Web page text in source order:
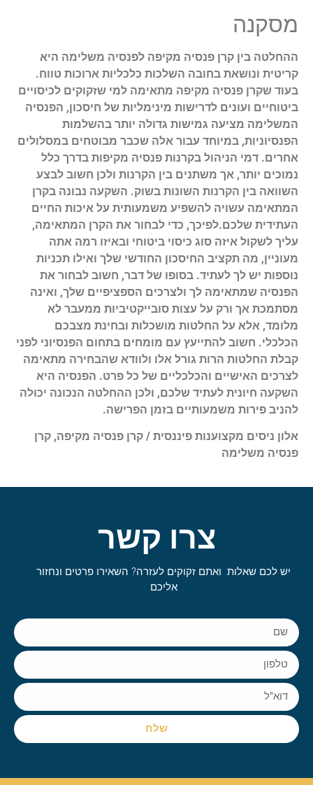
מסקנה
ההחלטה בין קרן פנסיה מקיפה לפנסיה משלימה היא
קריטית ונושאת בחובה השלכות כלכליות ארוכות טווח.
בעוד שקרן פנסיה מקיפה מתאימה למי שזקוקים לכיסויים
ביטוחיים ועונים לדרישות מינימליות של חיסכון, הפנסיה
המשלימה מציעה גמישות גדולה יותר בהשלמות
הפנסיוניות, במיוחד עבור אלה שכבר מבוטחים במסלולים
אחרים. דמי הניהול בקרנות פנסיה מקיפות בדרך כלל
נמוכים יותר, אך משתנים בין הקרנות ולכן חשוב לבצע
השוואה בין הקרנות השונות בשוק. השקעה נבונה בקרן
המתאימה עשויה להשפיע משמעותית על איכות החיים
העתידית שלכם.לפיכך, כדי לבחור את הקרן המתאימה,
עליך לשקול איזה סוג כיסוי ביטוחי ובאיזו רמה אתה
מעוניין, מה תקציב החיסכון החודשי שלך ואילו תכניות
נוספות יש לך לעתיד. בסופו של דבר, חשוב לבחור את
הפנסיה שמתאימה לך ולצרכים הספציפיים שלך, ואינה
מסתמכת אך ורק על עצות סובייקטיביות ממעבר לא
מלומד, אלא על החלטות מושכלות ובחינת מצבכם
הכלכלי. חשוב להתייעץ עם מומחים בתחום הפנסיוני לפני
קבלת החלטות הרות גורל אלו ולוודא שהבחירה מתאימה
לצרכים האישיים והכלכליים של כל פרט. הפנסיה היא
השקעה חיונית לעתיד שלכם, ולכן ההחלטה הנכונה יכולה
להניב פירות משמעותיים בזמן הפרישה.
אלון ניסים מקצוענות פיננסית / קרן פנסיה מקיפה, קרן
פנסיה משלימה
צרו קשר
יש לכם שאלות ואתם זקוקים לעזרה? השאירו פרטים ונחזור
אליכם
שלח